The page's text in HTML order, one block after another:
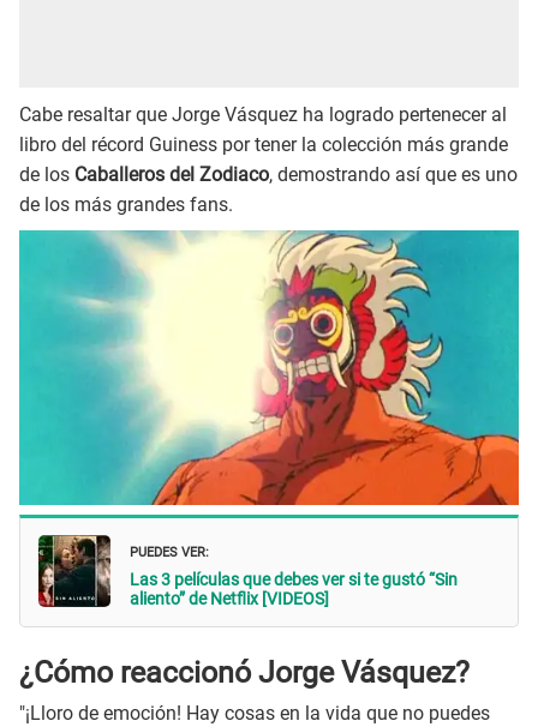
Cabe resaltar que Jorge Vásquez ha logrado pertenecer al
libro del récord Guiness por tener la colección más grande
de los Caballeros del Zodiaco, demostrando así que es uno
de los más grandes fans.
PUEDES VER:
Las 3 películas que debes ver si te gustó “Sin
aliento” de Netflix [VIDEOS]
¿Cómo reaccionó Jorge Vásquez?
"¡Lloro de emoción! Hay cosas en la vida que no puedes